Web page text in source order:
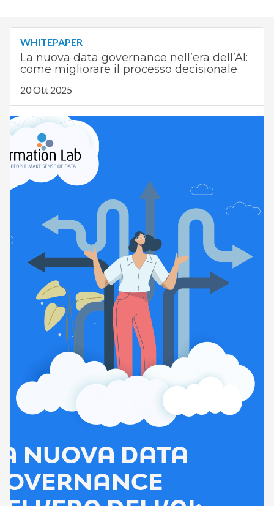
WHITEPAPER
La nuova data governance nell’era dell’AI:
come migliorare il processo decisionale
20 Ott 2025